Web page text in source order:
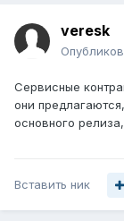
veresk
Сервисные
они
основного
Вставить ник